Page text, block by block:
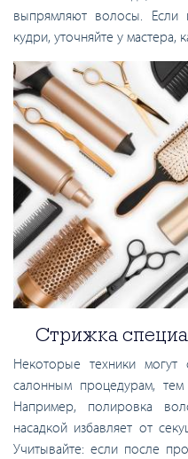
выпрямляют волосы. Если
кудри, уточняйте у мастера,
Стрижка
Некоторые техники могут
салонным процедурам,
Например, полировка
насадкой избавляет от
Учитывайте: если после